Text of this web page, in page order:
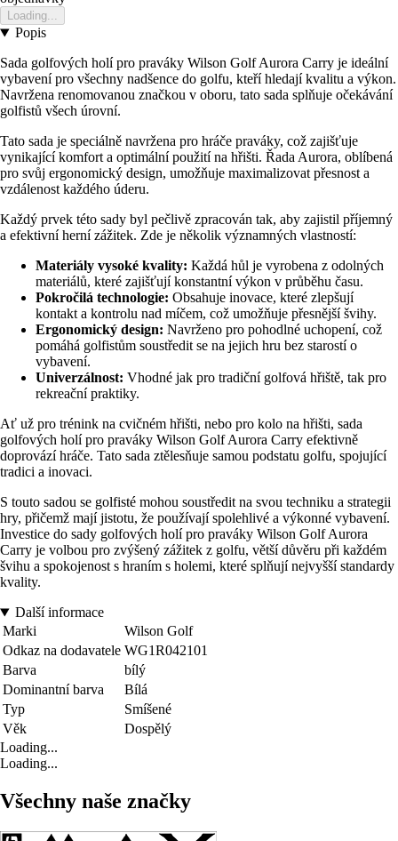
Loading...
Popis
Sada golfových holí pro praváky Wilson Golf Aurora Carry je ideální
vybavení pro všechny nadšence do golfu, kteří hledají kvalitu a výkon.
Navržena renomovanou značkou v oboru, tato sada splňuje očekávání
golfistů všech úrovní.
Tato sada je speciálně navržena pro hráče praváky, což zajišťuje
vynikající komfort a optimální použití na hřišti. Řada Aurora, oblíbená
pro svůj ergonomický design, umožňuje maximalizovat přesnost a
vzdálenost každého úderu.
Každý prvek této sady byl pečlivě zpracován tak, aby zajistil příjemný
a efektivní herní zážitek. Zde je několik významných vlastností:
Materiály vysoké kvality: Každá hůl je vyrobena z odolných
materiálů, které zajišťují konstantní výkon v průběhu času.
Pokročilá technologie: Obsahuje inovace, které zlepšují
kontakt a kontrolu nad míčem, což umožňuje přesnější švihy.
Ergonomický design: Navrženo pro pohodlné uchopení, což
pomáhá golfistům soustředit se na jejich hru bez starostí o
vybavení.
Univerzálnost: Vhodné jak pro tradiční golfová hřiště, tak pro
rekreační praktiky.
Ať už pro trénink na cvičném hřišti, nebo pro kolo na hřišti, sada
golfových holí pro praváky Wilson Golf Aurora Carry efektivně
doprovází hráče. Tato sada ztělesňuje samou podstatu golfu, spojující
tradici a inovaci.
S touto sadou se golfisté mohou soustředit na svou techniku a strategii
hry, přičemž mají jistotu, že používají spolehlivé a výkonné vybavení.
Investice do sady golfových holí pro praváky Wilson Golf Aurora
Carry je volbou pro zvýšený zážitek z golfu, větší důvěru při každém
švihu a spokojenost s hraním s holemi, které splňují nejvyšší standardy
kvality.
Další informace
Marki
Wilson Golf
Odkaz na dodavatele WG1R042101
Barva
bílý
Dominantní barva
Bílá
Typ
Smíšené
Věk
Dospělý
Loading...
Loading...
Všechny naše značky